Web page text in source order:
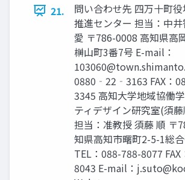
21.
問い合わせ先 四万十町
推進センター 担当：中
愛 〒786-0008 高知県高
榊山町3番7号 E-mail：
0880‐22‐3163 FAX：
3345 高知大学地域協働
ティデザイン研究室(須
担当：准教授 須藤 順 〒
知県高知市曙町2-5-1総
TEL：088-788-8077
8043 E-mail：